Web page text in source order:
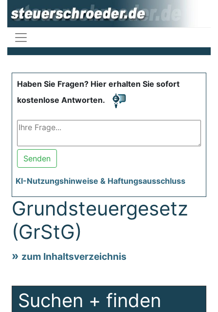
Haben Sie Fragen? Hier erhalten Sie sofort
kostenlose Antworten.
Senden
KI-Nutzungshinweise & Haftungsausschluss
Grundsteuergesetz
(GrStG)
zum Inhaltsverzeichnis
Suchen + finden